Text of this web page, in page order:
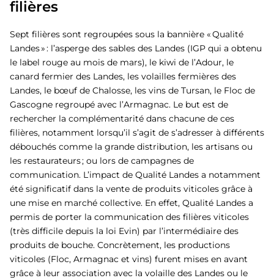
filières
Sept filières sont regroupées sous la bannière « Qualité
Landes » : l’asperge des sables des Landes (IGP qui a obtenu
le label rouge au mois de mars), le kiwi de l’Adour, le
canard fermier des Landes, les volailles fermières des
Landes, le bœuf de Chalosse, les vins de Tursan, le Floc de
Gascogne regroupé avec l’Armagnac. Le but est de
rechercher la complémentarité dans chacune de ces
filières, notamment lorsqu’il s’agit de s’adresser à différents
débouchés comme la grande distribution, les artisans ou
les restaurateurs ; ou lors de campagnes de
communication. L’impact de Qualité Landes a notamment
été significatif dans la vente de produits viticoles grâce à
une mise en marché collective. En effet, Qualité Landes a
permis de porter la communication des filières viticoles
(très difficile depuis la loi Evin) par l’intermédiaire des
produits de bouche. Concrètement, les productions
viticoles (Floc, Armagnac et vins) furent mises en avant
grâce à leur association avec la volaille des Landes ou le